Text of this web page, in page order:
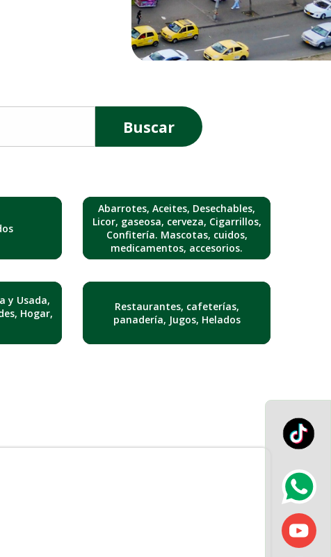
Buscar
Abarrotes, Aceites, Desechables,
Licor, gaseosa, cerveza, Cigarrillos,
Confitería. Mascotas, cuidos,
medicamentos, accesorios.
y Usada,
Hogar,
Restaurantes, cafeterías,
panadería, Jugos, Helados